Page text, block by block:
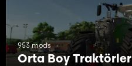
953 mods
Orta Boy Traktörler